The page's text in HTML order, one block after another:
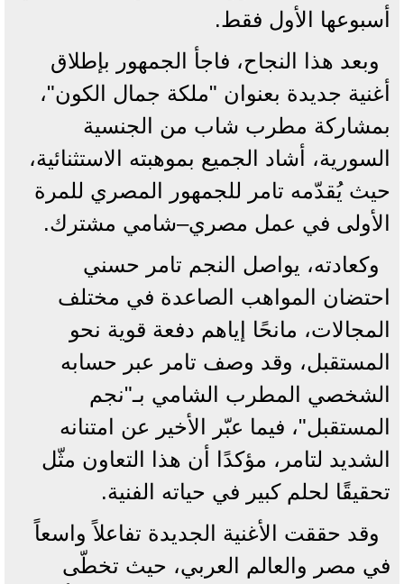
أسبوعها الأول فقط.
وبعد هذا النجاح، فاجأ الجمهور بإطلاق
أغنية جديدة بعنوان "ملكة جمال الكون"،
بمشاركة مطرب شاب من الجنسية
السورية، أشاد الجميع بموهبته الاستثنائية،
حيث يُقدّمه تامر للجمهور المصري للمرة
الأولى في عمل مصري–شامي مشترك.
وكعادته، يواصل النجم تامر حسني
احتضان المواهب الصاعدة في مختلف
المجالات، مانحًا إياهم دفعة قوية نحو
المستقبل، وقد وصف تامر عبر حسابه
الشخصي المطرب الشامي بـ"نجم
المستقبل"، فيما عبّر الأخير عن امتنانه
الشديد لتامر، مؤكدًا أن هذا التعاون مثّل
تحقيقًا لحلم كبير في حياته الفنية.
وقد حققت الأغنية الجديدة تفاعلاً واسعاً
في مصر والعالم العربي، حيث تخطّى